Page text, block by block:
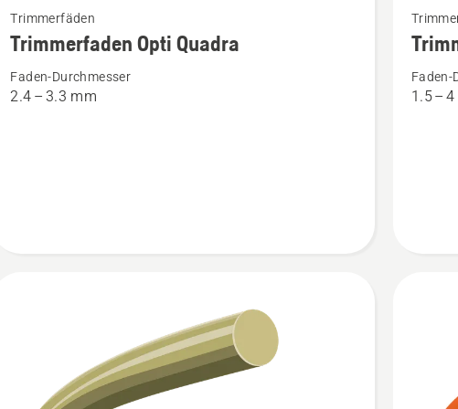
Details
Trimmerfaden
Trimmerfäden
Trimmerfaden Opti Quadra
Faden-Durchmesser
2.4 – 3.3 mm
Details
Faden-
1.5 –